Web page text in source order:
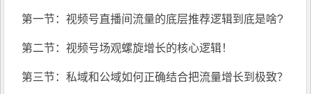
第一节：视频号直播间流量的底层推荐逻辑到底是啥?
第二节：视频号场观螺旋增长的核心逻辑！
第三节：私域和公域如何正确结合把流量增长到极致？